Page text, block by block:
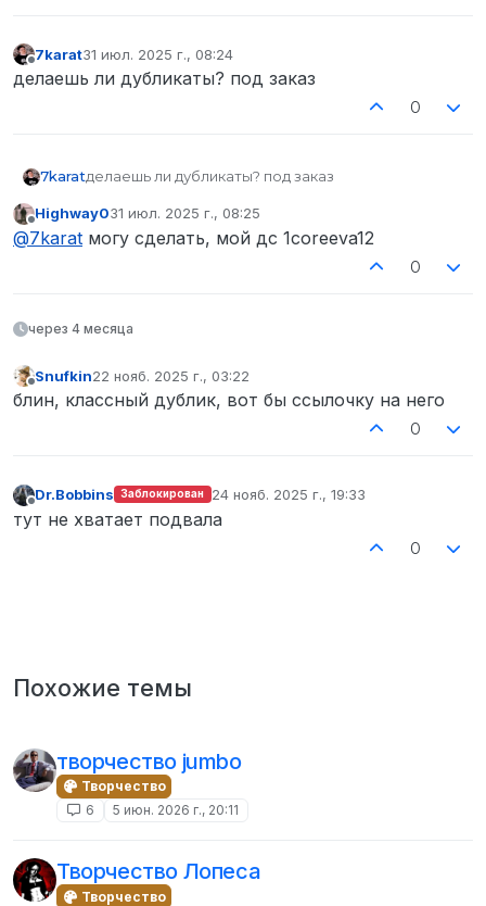
7karat31 июл. 2025 г., 08:24
отредактировано
делаешь ли дубликаты? под заказ
0
7karatделаешь ли дубликаты? под заказ
Не в сети
Highway031 июл. 2025 г., 08:25
отредактировано
@7karat могу сделать, мой дс 1coreeva12
0
через 4 месяца
Snufkin22 нояб. 2025 г., 03:22
отредактировано
блин, классный дублик, вот бы ссылочку на него
0
Dr.Bobbins Заблокирован 24 нояб. 2025 г., 19:33
отредактировано
тут не хватает подвала
0
Похожие темы
творчество jumbo
Творчество
6
5 июн. 2026 г., 20:11
Творчество Лопеса
Творчество